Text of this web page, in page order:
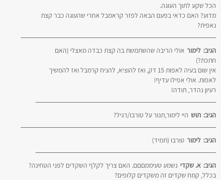
הכל שקע לתוך העוגה.
מדוע? האם כדאי בפעם הבאה לפזר קראמבל אחרי שהעוגה כבר קצת
נאפית?
לימור הגיב:
אולי הריבה שהשתמשת בה קצת כבדה מאצלי (האם
חתכת?)
אין שום בעיה לאפות 15 דק, ואז להוציא, להניח קרמבל ואז להמשיך
לאפות. אולי אפילו עדיף!
רעיון נהדר, תודה!
תוש הגיב: היי לימור,תנור על טורבו/רגיל?
לימור הגיב: טורבו (תמיד)
א. שקדי הגיב:
נשמע טעיממםםם. האם צריך לקלף השקדים לפני הטחינה?
בכלל, קמח שקדים זה משקדים קלופים?